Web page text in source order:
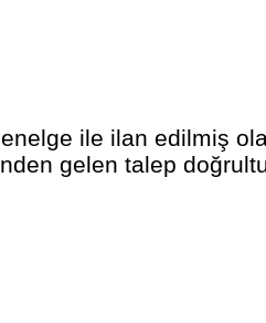
ile ilan edilmiş
gelen talep